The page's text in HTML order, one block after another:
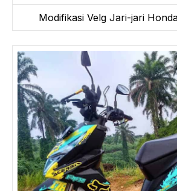
Modifikasi Velg Jari-jari